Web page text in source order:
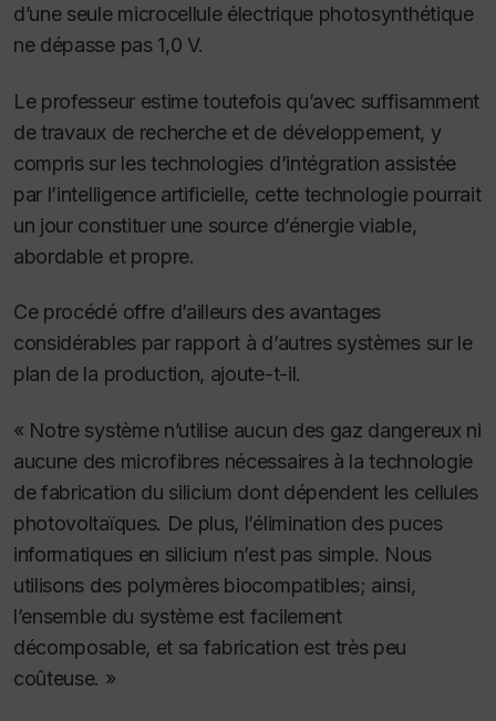
d’une seule microcellule électrique photosynthétique
ne dépasse pas 1,0 V.
Le professeur estime toutefois qu’avec suffisamment
de travaux de recherche et de développement, y
compris sur les technologies d’intégration assistée
par l’intelligence artificielle, cette technologie pourrait
un jour constituer une source d’énergie viable,
abordable et propre.
Ce procédé offre d’ailleurs des avantages
considérables par rapport à d’autres systèmes sur le
plan de la production, ajoute-t-il.
« Notre système n’utilise aucun des gaz dangereux ni
aucune des microfibres nécessaires à la technologie
de fabrication du silicium dont dépendent les cellules
photovoltaïques. De plus, l’élimination des puces
informatiques en silicium n’est pas simple. Nous
utilisons des polymères biocompatibles; ainsi,
l’ensemble du système est facilement
décomposable, et sa fabrication est très peu
coûteuse. »